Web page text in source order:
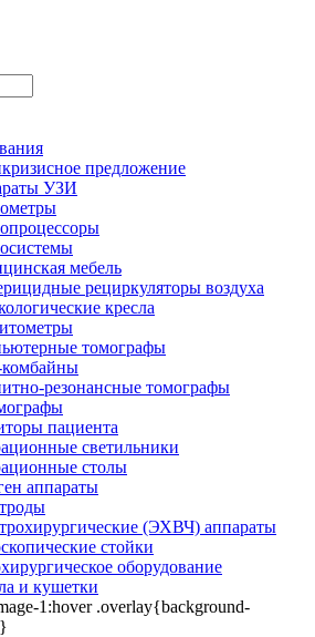
предложение
УЗИ
мебель
рециркуляторы воздуха
кресла
томографы
резонансные томографы
пациента
светильники
столы
аппараты
(ЭХВЧ) аппараты
стойки
оборудование
и кушетки
1:hover .overlay{background-